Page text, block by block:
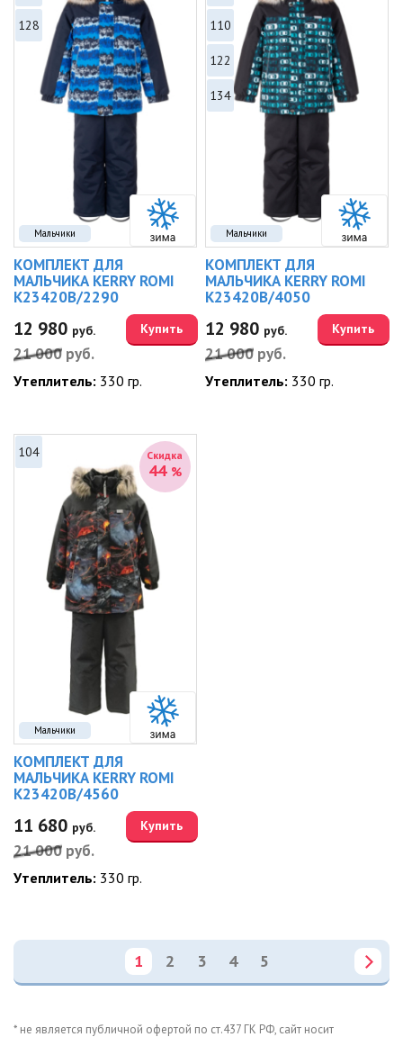
Мальчики
128
КОМПЛЕКТ ДЛЯ
МАЛЬЧИКА KERRY ROMI
K23420B/2290
12 980 руб.
21 000 руб.
Купить
Утеплитель: 330 гр.
Мальчики
110
122
134
КОМПЛЕКТ ДЛЯ
МАЛЬЧИКА KERRY ROMI
K23420B/4050
12 980 руб.
21 000 руб.
Купить
Утеплитель: 330 гр.
Мальчики
Скидка
44 %
104
КОМПЛЕКТ ДЛЯ
МАЛЬЧИКА KERRY ROMI
K23420B/4560
11 680 руб.
21 000 руб.
Купить
Утеплитель: 330 гр.
1 2 3 4 5
* не является публичной офертой по ст.437 ГК РФ, сайт носит